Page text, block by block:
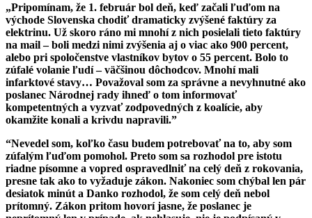
„Pripomínam, že 1. február bol deň, keď začali ľuďom na
východe Slovenska chodiť dramaticky zvýšené faktúry za
elektrinu. Už skoro ráno mi mnohí z nich posielali tieto faktúry
na mail – boli medzi nimi zvýšenia aj o viac ako 900 percent,
alebo pri spoločenstve vlastníkov bytov o 55 percent. Bolo to
zúfalé volanie ľudí – väčšinou dôchodcov. Mnohí mali
infarktové stavy… Považoval som za správne a nevyhnutné ako
poslanec Národnej rady ihneď o tom informovať
kompetentných a vyzvať zodpovedných z koalície, aby
okamžite konali a krivdu napravili.”
“Nevedel som, koľko času budem potrebovať na to, aby som
zúfalým ľuďom pomohol. Preto som sa rozhodol pre istotu
riadne písomne a vopred ospravedlniť na celý deň z rokovania,
presne tak ako to vyžaduje zákon. Nakoniec som chýbal len pár
desiatok minút a Danko rozhodol, že som celý deň nebol
prítomný. Zákon pritom hovorí jasne, že poslanec je